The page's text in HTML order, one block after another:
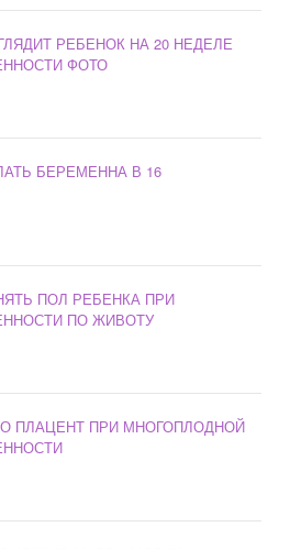
РЕБЕНОК НА 20 НЕДЕЛЕ
ФОТО
БЕРЕМЕННА В 16
ПОЛ РЕБЕНКА ПРИ
ПО ЖИВОТУ
ПЛАЦЕНТ ПРИ МНОГОПЛОДНОЙ